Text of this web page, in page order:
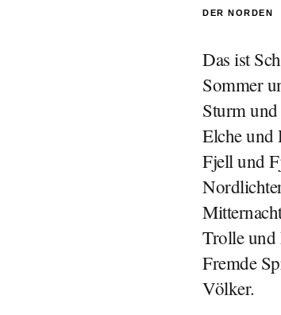
DER NORDEN
Das ist
Sommer
Sturm
Elche und
Fjell und
Trolle und
Fremde
Völker.